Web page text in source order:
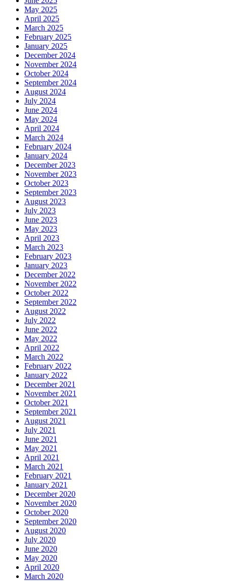
May 2025
April 2025
March 2025
February 2025
January 2025
December 2024
November 2024
October 2024
September 2024
August 2024
July 2024
June 2024
May 2024
April 2024
March 2024
February 2024
January 2024
December 2023
November 2023
October 2023
September 2023
August 2023
July 2023
June 2023
May 2023
April 2023
March 2023
February 2023
January 2023
December 2022
November 2022
October 2022
September 2022
August 2022
July 2022
June 2022
May 2022
April 2022
March 2022
February 2022
January 2022
December 2021
November 2021
October 2021
September 2021
August 2021
July 2021
June 2021
May 2021
April 2021
March 2021
February 2021
January 2021
December 2020
November 2020
October 2020
September 2020
August 2020
July 2020
June 2020
May 2020
April 2020
March 2020